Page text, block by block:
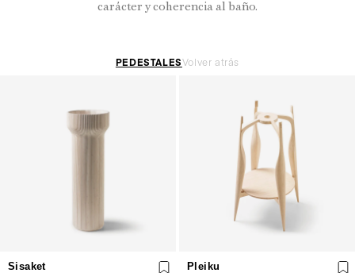
carácter y coherencia al baño.
PEDESTALESVolver atrás
Sisaket
Pleiku